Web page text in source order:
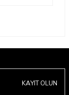
KAYIT OLUN